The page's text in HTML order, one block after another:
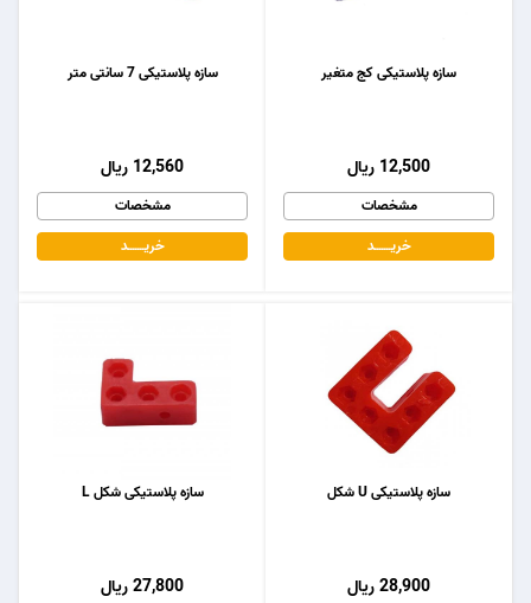
سازه پلاستیکی 7 سانتی متر
12,560 ریال
مشخصات
خریـــــــد
سازه پلاستیکی کج متغیر
12,500 ریال
مشخصات
خریـــــــد
سازه پلاستیکی شکل L
27,800 ریال
سازه پلاستیکی U شکل
28,900 ریال